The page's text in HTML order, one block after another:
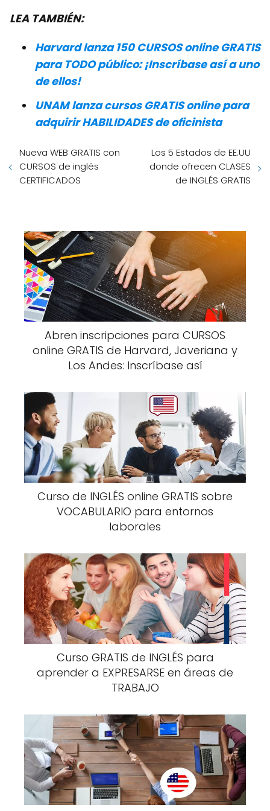
LEA TAMBIÉN:
Harvard lanza 150 CURSOS online GRATIS
para TODO público: ¡Inscríbase así a uno
de ellos!
UNAM lanza cursos GRATIS online para
adquirir HABILIDADES de oficinista
Nueva WEB GRATIS con
CURSOS de inglés
CERTIFICADOS
Los 5 Estados de EE.UU
donde ofrecen CLASES
de INGLÉS GRATIS
Abren inscripciones para CURSOS
online GRATIS de Harvard, Javeriana y
Los Andes: Inscríbase así
Curso de INGLÉS online GRATIS sobre
VOCABULARIO para entornos
laborales
Curso GRATIS de INGLÉS para
aprender a EXPRESARSE en áreas de
TRABAJO